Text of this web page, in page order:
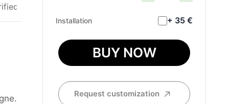
Installation + 35 €
BUY NOW
Request customization